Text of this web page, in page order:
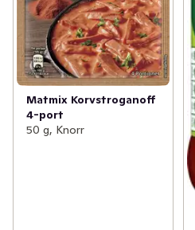
Matmix Korvstroganoff
4-port
50 g, Knorr